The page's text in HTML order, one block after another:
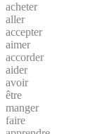
acheter
aller
accepter
aimer
accorder
aider
avoir
être
manger
faire